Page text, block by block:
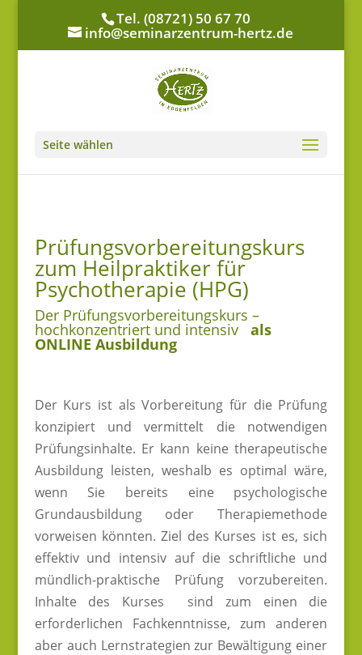
Tel. (08721) 50 67 70
info@seminarzentrum-hertz.de
Seite wählen
Prüfungsvorbereitungskurs
zum Heilpraktiker für
Psychotherapie (HPG)
Der Prüfungsvorbereitungskurs –
hochkonzentriert und intensiv als
ONLINE Ausbildung
Der Kurs ist als Vorbereitung für die Prüfung
konzipiert und vermittelt die notwendigen
Prüfungsinhalte. Er kann keine therapeutische
Ausbildung leisten, weshalb es optimal wäre,
wenn Sie bereits eine psychologische
Grundausbildung oder Therapiemethode
vorweisen könnten. Ziel des Kurses ist es, sich
effektiv und intensiv auf die schriftliche und
mündlich-praktische Prüfung vorzubereiten.
Inhalte des Kurses sind zum einen die
erforderlichen Fachkenntnisse, zum anderen
aber auch Lernstrategien zur Bewältigung einer